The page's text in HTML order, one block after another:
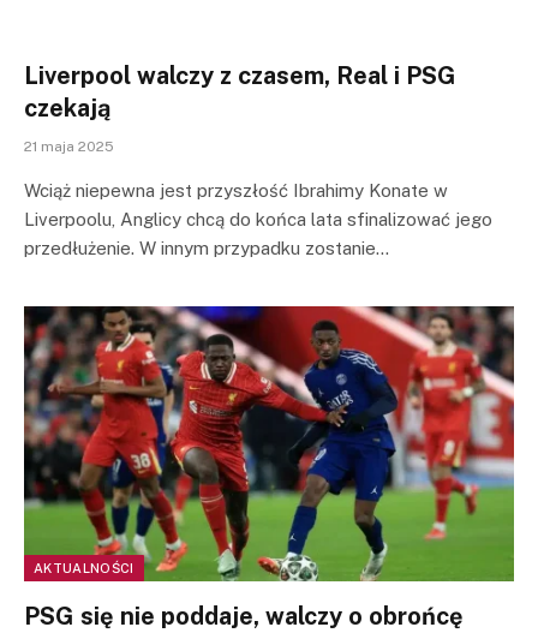
Liverpool walczy z czasem, Real i PSG
czekają
21 maja 2025
Wciąż niepewna jest przyszłość Ibrahimy Konate w
Liverpoolu, Anglicy chcą do końca lata sfinalizować jego
przedłużenie. W innym przypadku zostanie…
AKTUALNOŚCI
PSG się nie poddaje, walczy o obrońcę